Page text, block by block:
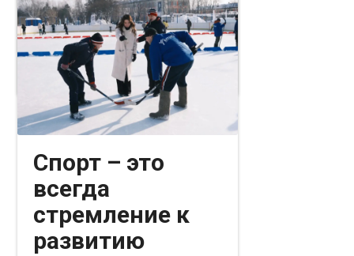
торговали купцы из разных стран,
работает частный Музей забытых
звуков. Коллекция из 300
экспонатов – от варганов до флейт
из орехов и улиток.
Спорт – это
всегда
стремление к
развитию